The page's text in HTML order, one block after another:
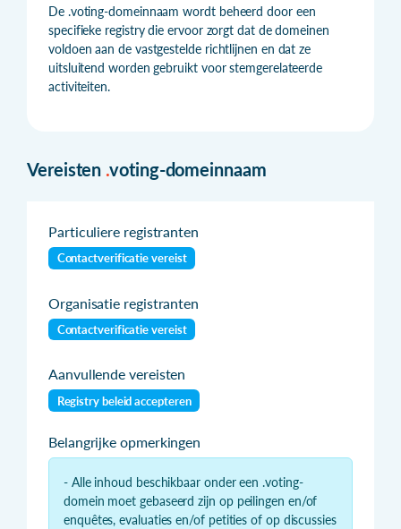
De .voting-domeinnaam wordt beheerd door een
specifieke registry die ervoor zorgt dat de domeinen
voldoen aan de vastgestelde richtlijnen en dat ze
uitsluitend worden gebruikt voor stemgerelateerde
activiteiten.
Vereisten .voting-domeinnaam
Particuliere registranten
Contactverificatie vereist
Organisatie registranten
Contactverificatie vereist
Aanvullende vereisten
Registry beleid accepteren
Belangrijke opmerkingen
- Alle inhoud beschikbaar onder een .voting-
domein moet gebaseerd zijn op peilingen en/of
enquêtes, evaluaties en/of petities of op discussies